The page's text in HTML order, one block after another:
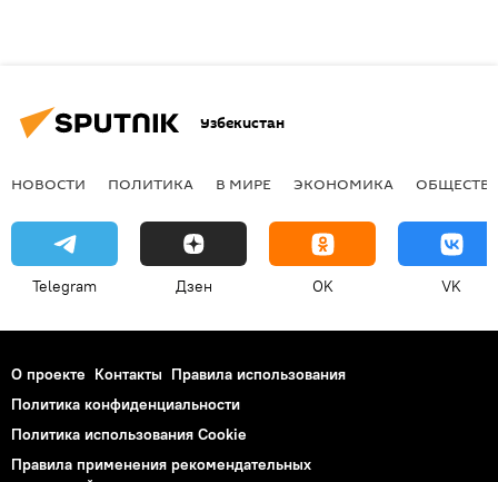
Узбекистан
НОВОСТИ ПОЛИТИКА В МИРЕ ЭКОНОМИКА
Telegram Дзен OK VK
О проекте Контакты Правила использования
Политика конфиденциальности
Политика использования Cookie
Правила применения рекомендательных